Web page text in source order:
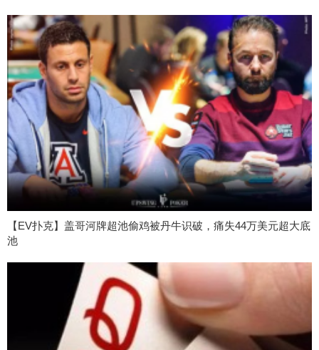
【EV扑克】盖哥河牌超池偷鸡被丹牛识破，痛失44万美元超大底
池